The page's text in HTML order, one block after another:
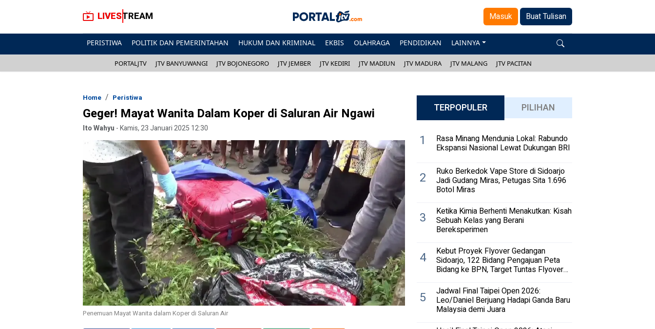
LIVESTREAM Masuk Buat Tulisan
PERISTIWA POLITIK DAN PEMERINTAHAN HUKUM DAN KRIMINAL EKBIS OLAHRAGA PENDIDIKAN LAINNYA
PORTALJTV JTV BANYUWANGI JTV BOJONEGORO JTV JEMBER JTV KEDIRI JTV MADIUN JTV MADURA JTV MALANG JTV PACITAN
Home Peristiwa
Geger! Mayat Wanita Dalam Koper di Saluran Air Ngawi
Ito Wahyu -Kamis, 23 Januari 2025 12:30
Penemuan Mayat Wanita dalam Koper di Saluran Air
TERPOPULER PILIHAN
1 Rasa Minang Mendunia Lokal: Rabundo
Ekspansi Nasional Lewat Dukungan BRI
2 Ruko Berkedok Vape Store di Sidoarjo
Jadi Gudang Miras, Petugas Sita 1.696
Botol Miras
3 Ketika Kimia Berhenti Menakutkan: Kisah
Sebuah Kelas yang Berani
Bereksperimen
4 Kebut Proyek Flyover Gedangan
Sidoarjo, 122 Bidang Pengajuan Peta
Bidang ke BPN, Target Tuntas Flyover
5 Jadwal Final Taipei Open 2026:
Leo/Daniel Berjuang Hadapi Ganda Baru
Malaysia demi Juara